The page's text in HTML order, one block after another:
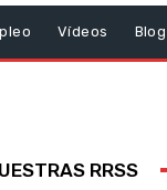
Vídeos Blog
RRSS